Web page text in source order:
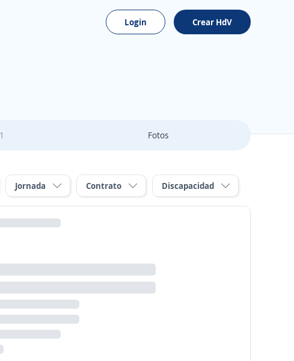
Login Crear HdV
1 Fotos
Jornada Contrato Discapacidad